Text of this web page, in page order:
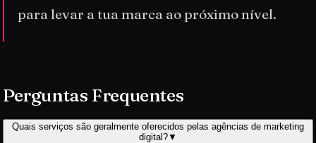
para levar a tua marca ao próximo nível.
Perguntas Frequentes
Quais serviços são geralmente oferecidos pelas agências de marketing
digital?▼